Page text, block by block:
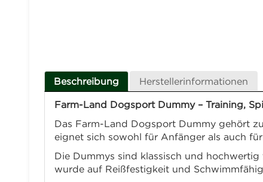
Beschreibung Herstellerinformationen
Farm-Land Dogsport Dummy – Training,
Das Farm-Land Dogsport Dummy gehört
eignet sich sowohl für Anfänger als auch
Die Dummys sind klassisch und
wurde auf Reißfestigkeit und